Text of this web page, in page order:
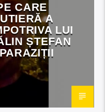
CARE
A
LUI
ȘTEFAN